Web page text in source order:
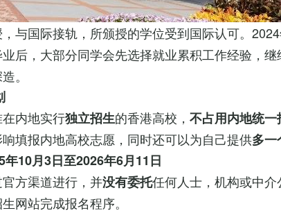
与国际接轨，所颁授的学位受到国际认可。
业后，大部分同学会先选择就业累积工作经验，
。
内地实行独立招生的香港高校， 不占用内地统一
填报内地高校志愿，同时还可以为自己提供多一
年10月3日至2026年6月11日
方渠道进行，并没有委托任何人士，机构或中
网站完成报名程序。